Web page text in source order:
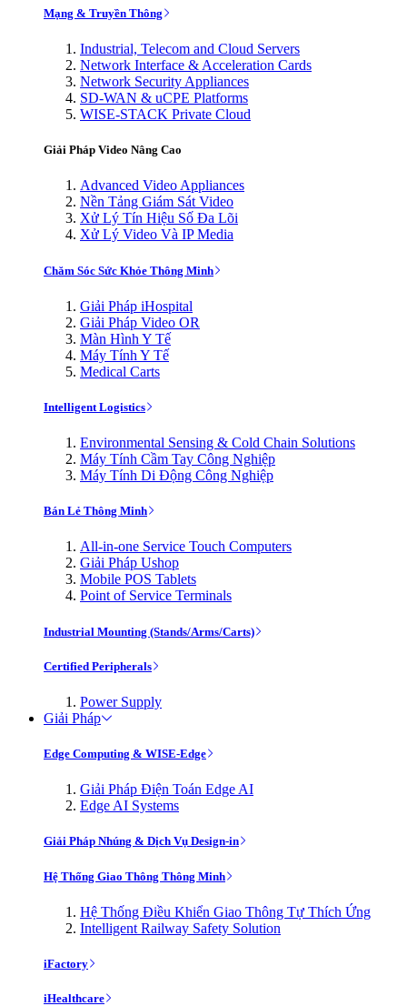
Mạng & Truyền Thông
Industrial, Telecom and Cloud Servers
Network Interface & Acceleration Cards
Network Security Appliances
SD-WAN & uCPE Platforms
WISE-STACK Private Cloud
Giải Pháp Video Nâng Cao
Advanced Video Appliances
Nền Tảng Giám Sát Video
Xử Lý Tín Hiệu Số Đa Lõi
Xử Lý Video Và IP Media
Chăm Sóc Sức Khỏe Thông Minh
Giải Pháp iHospital
Giải Pháp Video OR
Màn Hình Y Tế
Máy Tính Y Tế
Medical Carts
Intelligent Logistics
Environmental Sensing & Cold Chain Solutions
Máy Tính Cầm Tay Công Nghiệp
Máy Tính Di Động Công Nghiệp
Bán Lẻ Thông Minh
All-in-one Service Touch Computers
Giải Pháp Ushop
Mobile POS Tablets
Point of Service Terminals
Industrial Mounting (Stands/Arms/Carts)
Certified Peripherals
Power Supply
Giải Pháp
Edge Computing & WISE-Edge
Giải Pháp Điện Toán Edge AI
Edge AI Systems
Giải Pháp Nhúng & Dịch Vụ Design-in
Hệ Thống Giao Thông Thông Minh
Hệ Thống Điều Khiển Giao Thông Tự Thích Ứng
Intelligent Railway Safety Solution
iFactory
iHealthcare